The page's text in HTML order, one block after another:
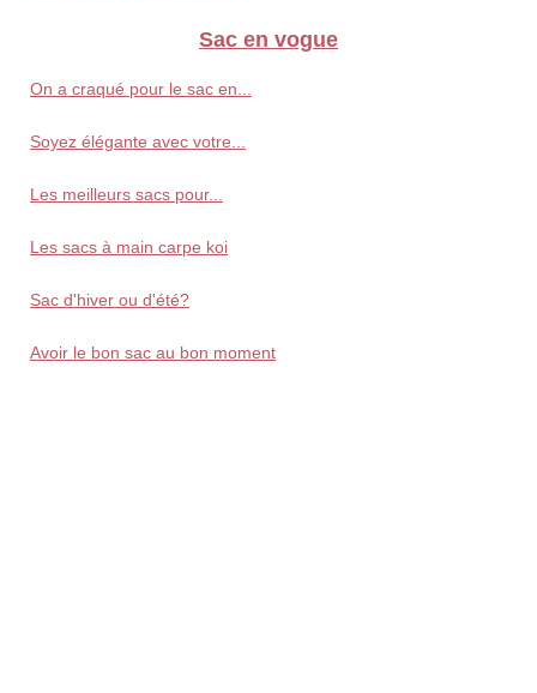
Sac en vogue
On a craqué pour le sac en...
Soyez élégante avec votre...
Les meilleurs sacs pour...
Les sacs à main carpe koi
Sac d'hiver ou d'été?
Avoir le bon sac au bon moment